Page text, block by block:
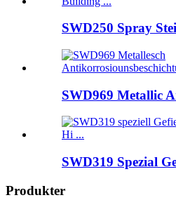
SWD250 Spray
SWD969 Metallic
SWD319 Spezial
Produkter